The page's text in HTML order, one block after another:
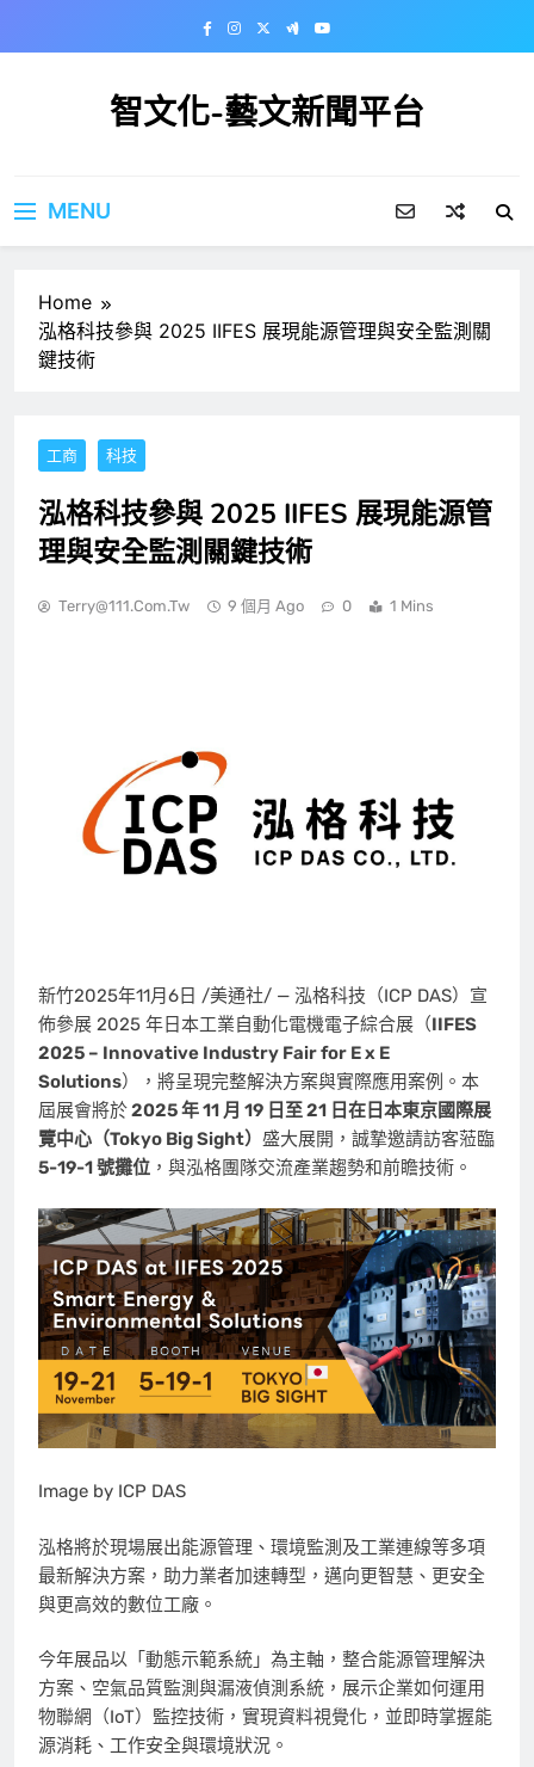
智文化-藝文新聞平台
MENU
Home
泓格科技參與 2025 IIFES 展現能源管理與安全監測關
鍵技術
工商 科技
泓格科技參與 2025 IIFES 展現能源管
理與安全監測關鍵技術
Terry@111.com.tw 9 個月 Ago 0 1 Mins
新竹2025年11月6日 /美通社/ — 泓格科技（ICP DAS）宣
佈參展 2025 年日本工業自動化電機電子綜合展（IIFES
2025 – Innovative Industry Fair for E x E
Solutions），將呈現完整解決方案與實際應用案例。本
屆展會將於2025 年 11 月 19 日至 21 日在日本東京國際展
覽中心（Tokyo Big Sight） 盛大展開，誠摯邀請訪客蒞臨
5-19-1 號攤位 ，與泓格團隊交流產業趨勢和前瞻技術。
Image by ICP DAS
泓格將於現場展出能源管理、環境監測及工業連線等多項
最新解決方案，助力業者加速轉型，邁向更智慧、更安全
與更高效的數位工廠。
今年展品以「動態示範系統」為主軸，整合能源管理解決
方案、空氣品質監測與漏液偵測系統，展示企業如何運用
物聯網（IoT）監控技術，實現資料視覺化，並即時掌握能
源消耗、工作安全與環境狀況。